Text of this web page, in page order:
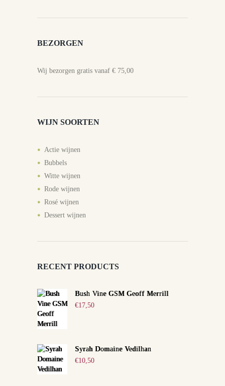
BEZORGEN
Wij bezorgen gratis vanaf € 75,00
WIJN SOORTEN
Actie wijnen
Bubbels
Witte wijnen
Rode wijnen
Rosé wijnen
Dessert wijnen
RECENT PRODUCTS
Bush Vine GSM Geoff Merrill
€17,50
Syrah Domaine Vedilhan
€10,50